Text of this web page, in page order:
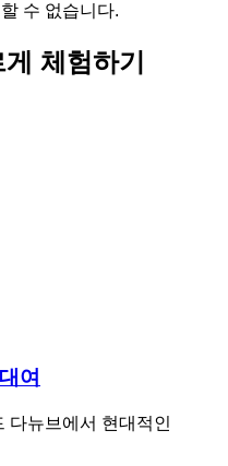
수 없습니다.
체험하기
여
다뉴브에서 현대적인